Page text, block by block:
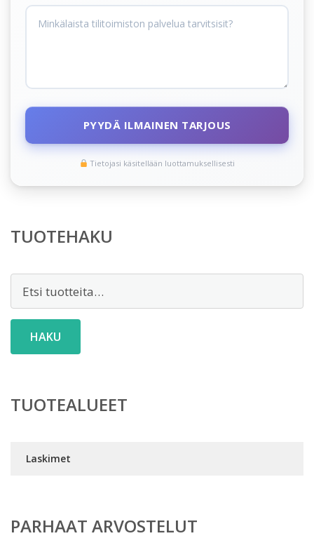
PYYDÄ ILMAINEN TARJOUS
Tietojasi käsitellään luottamuksellisesti
TUOTEHAKU
HAKU
TUOTEALUEET
Laskimet
PARHAAT ARVOSTELUT